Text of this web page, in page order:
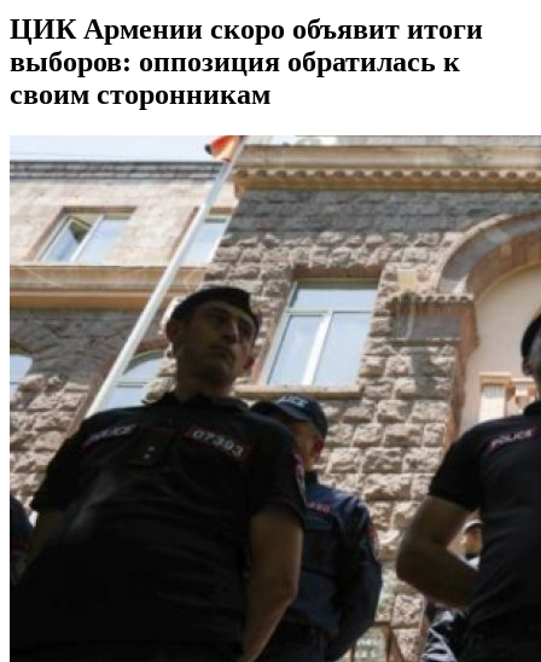
ЦИК Армении скоро объявит итоги
выборов: оппозиция обратилась к
своим сторонникам